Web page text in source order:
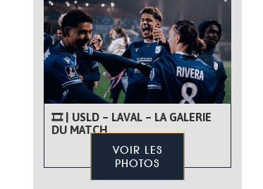
🎞 | USLD – LAVAL – LA GALERIE
DU MATCH
VOIR LES
PHOTOS